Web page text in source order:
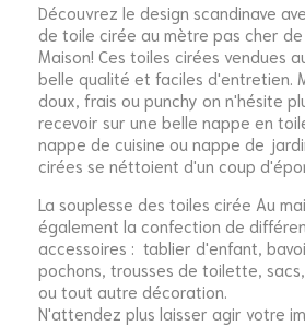
Découvrez le design scandinave
de toile cirée au mètre pas cher
Maison! Ces toiles cirées vendues
belle qualité et faciles d'entretien.
doux, frais ou punchy on n'hésite
recevoir sur une belle nappe en
nappe de cuisine ou nappe de
cirées se néttoient d'un coup
La souplesse des toiles cirée Au
également la confection de
accessoires : tablier d'enfant,
pochons, trousses de toilette,
ou tout autre décoration.
N'attendez plus laisser agir votre